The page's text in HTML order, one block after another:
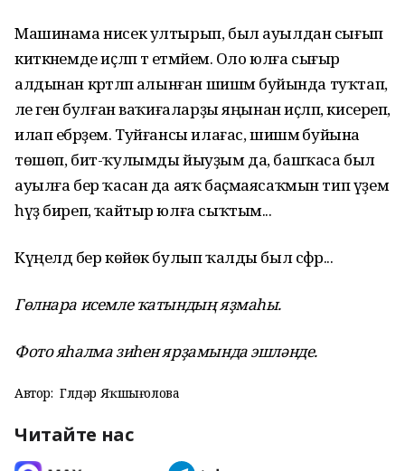
Машинама нисек ултырып, был ауылдан сығып
киткәнемде иҫләп тә етмәйем. Оло юлға сығыр
алдынан кәртәләп алынған шишмә буйында туҡтап,
әле генә булған ваҡиғаларҙы яңынан иҫләп, кисереп,
илап ебәрҙем. Туйғансы илағас, шишмә буйына
төшөп, бит-ҡулымды йыуҙым да, башҡаса был
ауылға бер ҡасан да аяҡ баҫмаясаҡмын тип үҙемә
һүҙ биреп, ҡайтыр юлға сыҡтым...
Күңелдә бер көйөк булып ҡалды был сәфәр...
Гөлнара исемле ҡатындың яҙмаһы.
Фото яһалма зиһен ярҙамында эшләнде.
Автор: Гөлдәр Яҡшығолова
Читайте нас